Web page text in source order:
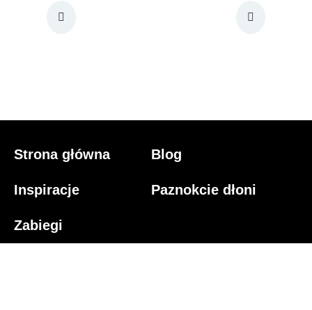
Strona główna Blog
Inspiracje Paznokcie dłoni
Zabiegi